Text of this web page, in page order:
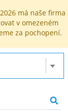
má naše firma
v omezeném
za pochopení.